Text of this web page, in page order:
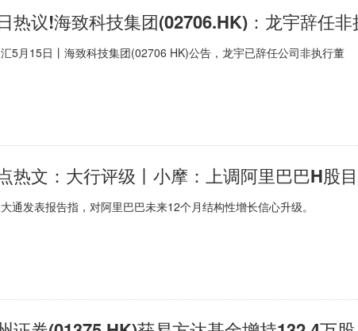
5月15日丨海致科技集团(02706 HK)公告，龙宇已辞任公司非执行董
通发表报告指，对阿里巴巴未来12个月结构性增长信心升级。